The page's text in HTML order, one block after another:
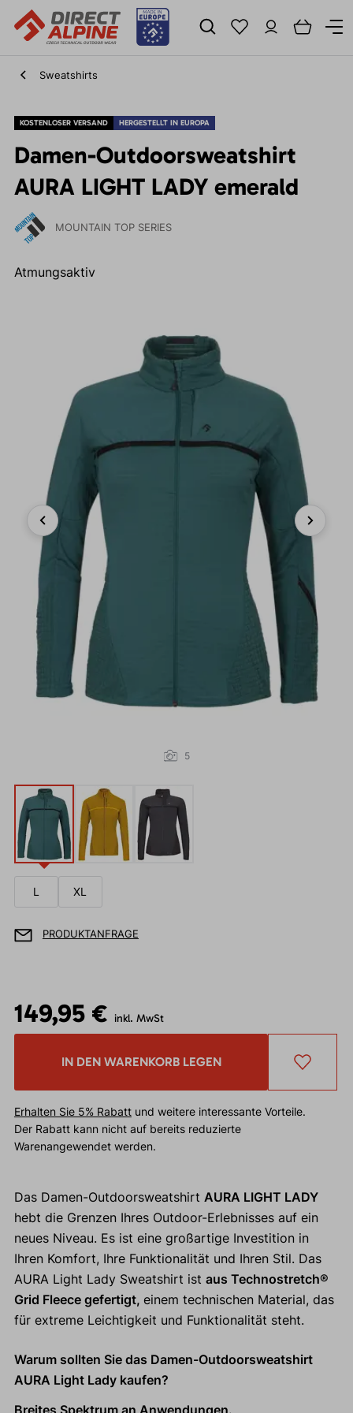
Sweatshirts
KOSTENLOSER VERSAND HERGESTELLT IN EUROPA
Damen-Outdoorsweatshirt
AURA LIGHT LADY emerald
MOUNTAIN TOP SERIES
Atmungsaktiv
Previous Next
5
L XL
PRODUKTANFRAGE
149,95 € inkl. MwSt
IN DEN WARENKORB LEGEN
Erhalten Sie 5% Rabattund weitere interessante Vorteile.
Der Rabatt kann nicht auf bereits reduzierte
Warenangewendet werden.
Das Damen-Outdoorsweatshirt AURA LIGHT LADY
hebt die Grenzen Ihres Outdoor-Erlebnisses auf ein
neues Niveau. Es ist eine großartige Investition in
Ihren Komfort, Ihre Funktionalität und Ihren Stil. Das
AURA Light Lady Sweatshirt ist aus Technostretch®
Grid Fleece gefertigt, einem technischen Material, das
für extreme Leichtigkeit und Funktionalität steht.
Warum sollten Sie das Damen-Outdoorsweatshirt
AURA Light Lady kaufen?